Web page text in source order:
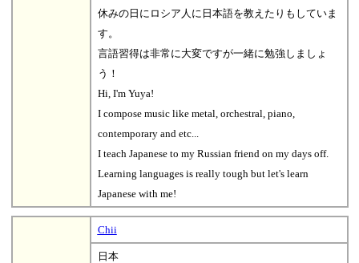
休みの日にロシア人に日本語を教えたりもしていま
す。
言語習得は非常に大変ですが一緒に勉強しましょ
う！
Hi, I'm Yuya!
I compose music like metal, orchestral, piano,
contemporary and etc...
I teach Japanese to my Russian friend on my days off.
Learning languages is really tough but let's learn
Japanese with me!
Chii
日本